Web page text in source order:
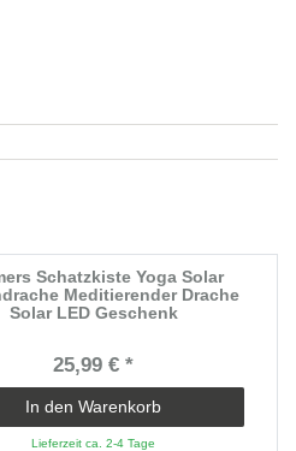
Schatzkiste Yoga Solar
Meditierender Drache
Solar LED Geschenk
25,99 € *
In den Warenkorb
Lieferzeit ca. 2-4 Tage